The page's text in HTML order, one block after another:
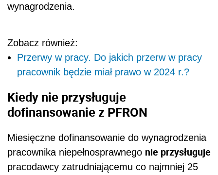
wynagrodzenia.
Zobacz również:
Przerwy w pracy. Do jakich przerw w pracy
pracownik będzie miał prawo w 2024 r.?
Kiedy nie przysługuje
dofinansowanie z PFRON
Miesięczne dofinansowanie do wynagrodzenia
pracownika niepełnosprawnego nie przysługuje
pracodawcy zatrudniającemu co najmniej 25